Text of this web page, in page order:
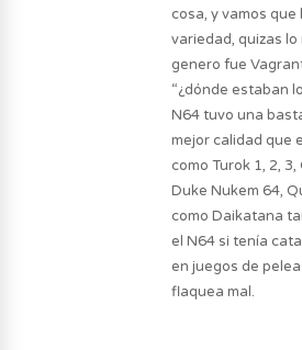
cosa, y vamos
variedad, quizas lo
genero fue
“¿dónde estaban
N64 tuvo una
mejor calidad que
como Turok 1, 2,
Duke Nukem 64,
como Daikatana
el N64 si tenía
en juegos de
flaquea mal.